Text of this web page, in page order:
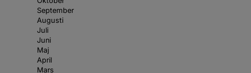
September
Augusti
Juli
Juni
Maj
April
Mars